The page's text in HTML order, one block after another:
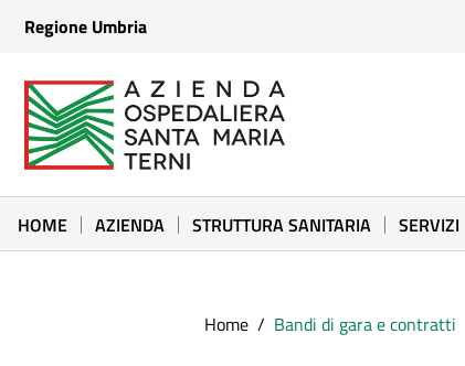
Vai ai contenuti
Vai al menu di navigazione
Vai al footer
Regione Umbria
Azienda Ospedaliera Santa Maria di Terni
Sito Istituzionale
HOME AZIENDA STRUTTURA SANITARIA SERVIZI
Home / Bandi di gara e contratti